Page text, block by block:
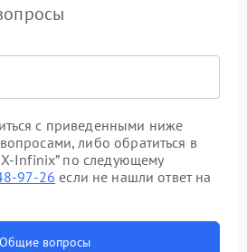
с приведенными ниже
либо обратиться в
Infinix” по следующему
97-26 если не нашли ответ на
Общие вопросы